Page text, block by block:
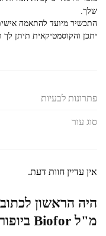
שלך.
התכשיר מיועד להתאמה
יתכן והקוסמטיקאית תיתן
פתרונות לבעיות
סוג עור
אין עדיין חוות דעת.
מ"ל Biofor ביופור”